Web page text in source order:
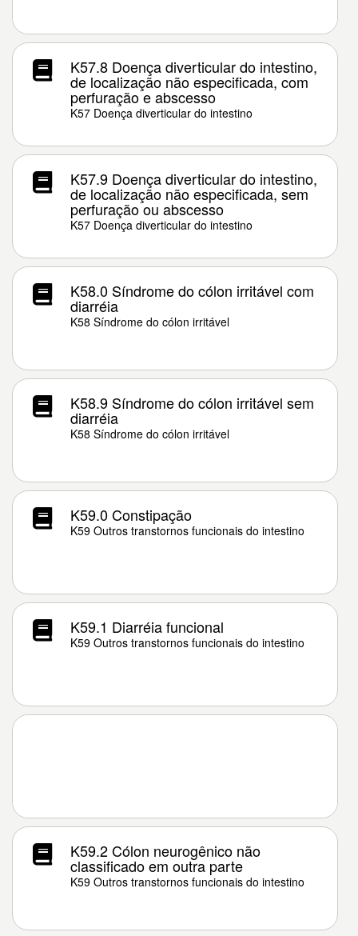
K57.8 Doença diverticular do intestino,
de localização não especificada, com
perfuração e abscesso
K57 Doença diverticular do intestino
K57.9 Doença diverticular do intestino,
de localização não especificada, sem
perfuração ou abscesso
K57 Doença diverticular do intestino
K58.0 Síndrome do cólon irritável com
diarréia
K58 Síndrome do cólon irritável
K58.9 Síndrome do cólon irritável sem
diarréia
K58 Síndrome do cólon irritável
K59.0 Constipação
K59 Outros transtornos funcionais do intestino
K59.1 Diarréia funcional
K59 Outros transtornos funcionais do intestino
K59.2 Cólon neurogênico não
classificado em outra parte
K59 Outros transtornos funcionais do intestino